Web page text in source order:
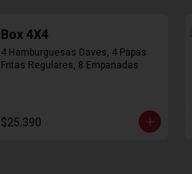
Box 4X4
4 Hamburguesas Daves, 4 Papas
Fritas Regulares, 8 Empanadas
$25.390